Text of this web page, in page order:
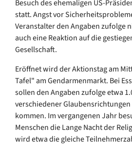
Besuch des ehemaligen US-
statt. Angst vor
Veranstalter den Angaben zufolge
auch eine Reaktion auf die
Gesellschaft.
Eröffnet wird der Aktionstag am
Tafel" am Gendarmenmarkt. Bei
sollen den Angaben zufolge etwa
verschiedener Glaubensrichtungen
kommen. Im vergangenen Jahr
Menschen die Lange Nacht der
wird etwa die gleiche